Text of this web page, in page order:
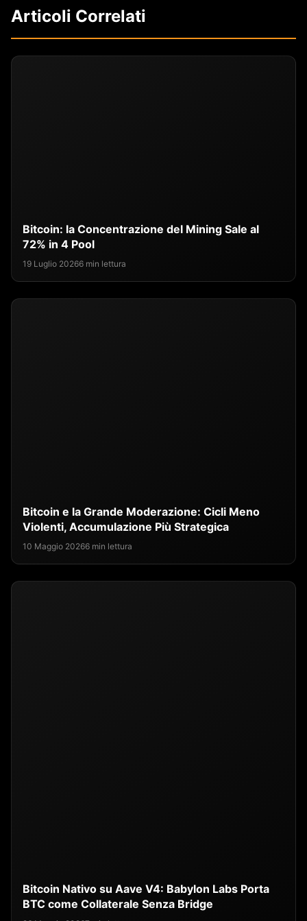
Articoli Correlati
Bitcoin: la Concentrazione del Mining Sale al
72% in 4 Pool
19 Luglio 20266 min lettura
Bitcoin e la Grande Moderazione: Cicli Meno
Violenti, Accumulazione Più Strategica
10 Maggio 20266 min lettura
Bitcoin Nativo su Aave V4: Babylon Labs Porta
BTC come Collaterale Senza Bridge